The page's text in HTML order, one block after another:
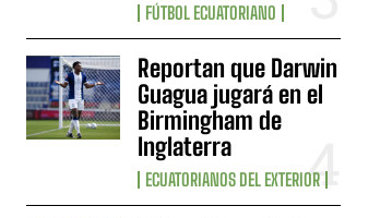
FÚTBOL ECUATORIANO
Reportan que Darwin
Guagua jugará en el
Birmingham de
Inglaterra
ECUATORIANOS DEL EXTERIOR